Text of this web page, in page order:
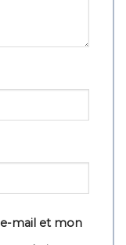
mail et mon